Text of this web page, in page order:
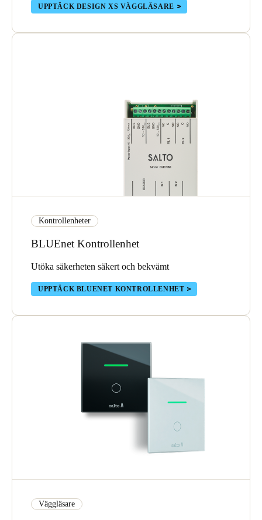
UPPTÄCK DESIGN XS VÄGGLÄSARE
Kontrollenheter
BLUEnet Kontrollenhet
Utöka säkerheten säkert och bekvämt
UPPTÄCK BLUENET KONTROLLENHET
Väggläsare